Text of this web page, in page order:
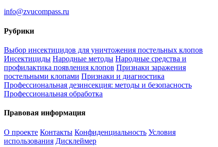
info@zvucompass.ru
Рубрики
Выбор инсектицидов для уничтожения постельных клопов
Инсектициды Народные методы Народные средства и
профилактика появления клопов Признаки заражения
постельными клопами Признаки и диагностика
Профессиональная дезинсекция: методы и безопасность
Профессиональная обработка
Правовая информация
О проекте Контакты Конфиденциальность Условия
использования Дисклеймер